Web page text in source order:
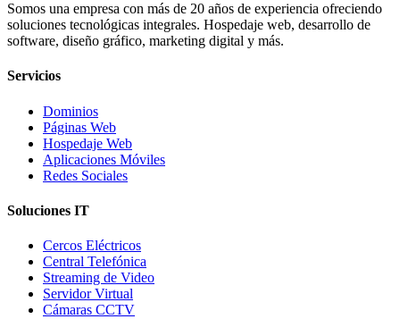
Somos una empresa con más de 20 años de experiencia ofreciendo
soluciones tecnológicas integrales. Hospedaje web, desarrollo de
software, diseño gráfico, marketing digital y más.
Servicios
Dominios
Páginas Web
Hospedaje Web
Aplicaciones Móviles
Redes Sociales
Soluciones IT
Cercos Eléctricos
Central Telefónica
Streaming de Video
Servidor Virtual
Cámaras CCTV